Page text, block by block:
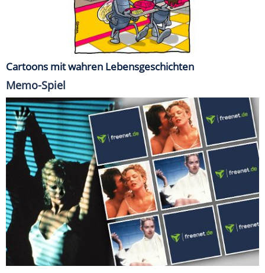
Cartoons mit wahren Lebensgeschichten
Memo-Spiel